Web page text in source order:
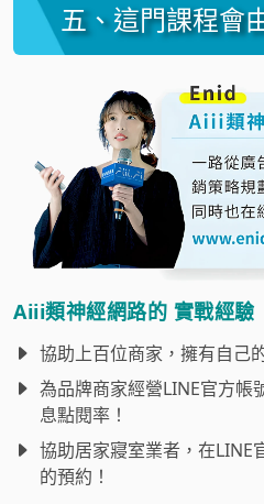
五、這門課程會
Aiii類神經網路的 實戰經驗
協助上百位商家，擁有自己
為品牌商家經營LINE官方帳
息點閱率！
協助居家寢室業者，在LINE
的預約！